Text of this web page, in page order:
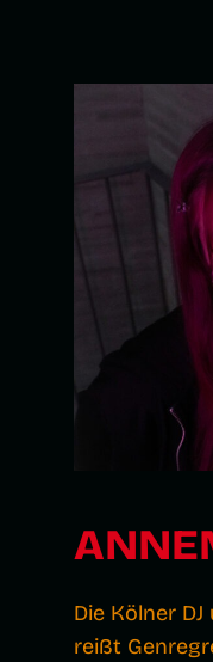
Die Kölner
reißt